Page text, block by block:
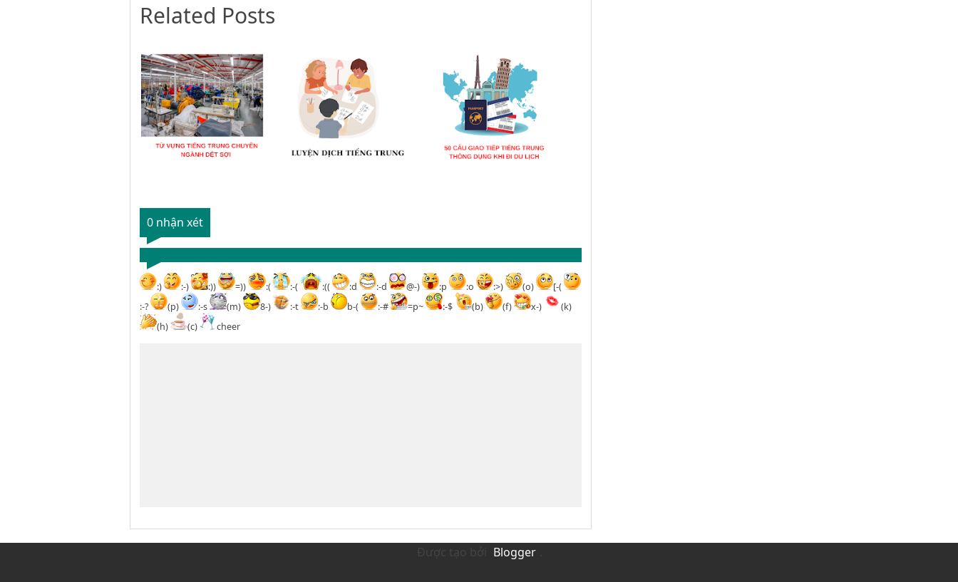
Related Posts
0 nhận xét
:) :-) :)) =)) :( :-( :(( :d :-d @-) :p :o :>) (o)
[-(
:-?
(p) :-s (m) 8-) :-t :-b b-( :-# =p~ :-$ (b) (f) x-)
(k)
(h)
(c) cheer
Blogger